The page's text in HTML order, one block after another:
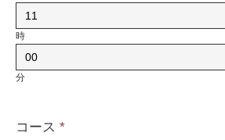
時
分
コース *